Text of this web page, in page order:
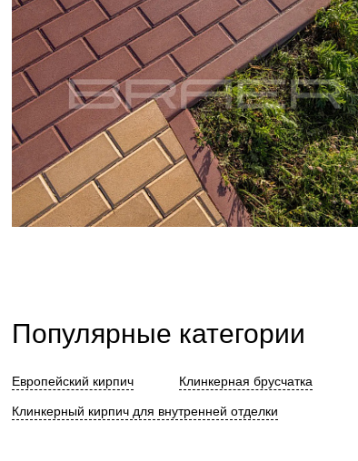
Популярные категории
Европейский кирпич Клинкерная брусчатка
Клинкерный кирпич для внутренней отделки